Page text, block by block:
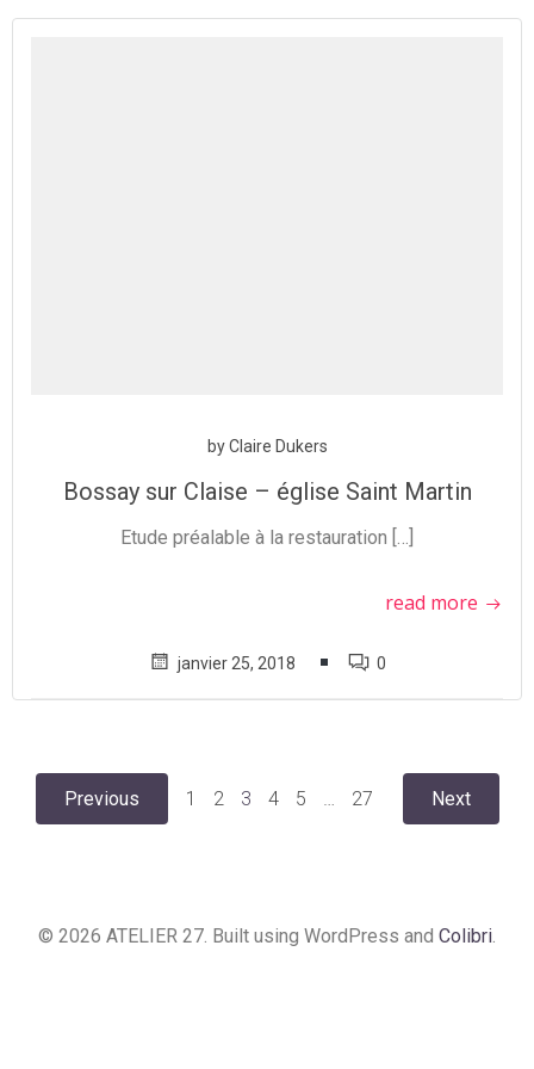
Aller
byClaire Dukers
Bossay sur Claise – église Saint Martin
Etude préalable à la restauration […]
read more
janvier 25, 2018 0
Posts
Previous
Posts
Page
1 Page
2 Page
3 Page
4 Page
5 … Page
27
Posts
Next
© 2026 ATELIER 27. Built using WordPress and Colibri.